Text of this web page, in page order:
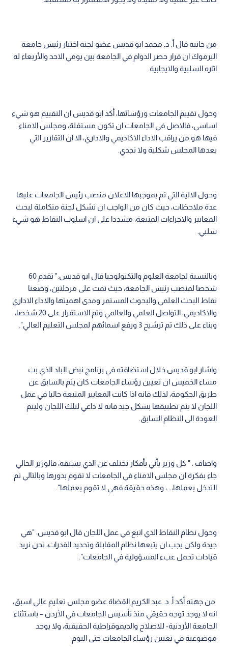
من جانبه قال أ. د. محمد ابو قديس عضو لجنة اختيار رئيس جامعة
اليرموك ان قرار حصر الدوام في الجامعة بين يومي الاحد والأربعاء له
اثاره السلبية والايجابية.
وحول تقييم الجامعات ورؤسائها، أكد ابو قديس ان التقييم هو شيء
اساسي، فالاصل في الجامعات ان تكون مستقلة، ومجلس الامناء
فيها هو من يراقب الاداء الاكاديمي والاداري، الا ان التقارير التي
يعدها المجلس شكلية ولا تجدي.
وحول الالية التي تم بموجبها الاعلان منصب رئيس الجامعات عليها
عدة ملاحظات، حيث كان من الواجب ان تشكل لجنة متكاملة لبحث
المعايير والاجراءات المتبعة، مشددا على ان اسلوب النقاط هو شيء
سلبي.
وبالنسبة لجامعة العلوم والتكنولوجيا قال ابو قديس:" تقدم 60
شخصا لمنصب رئيس الجامعة، حيث تمت على مرحلتين، وضعنا
نقاط البحث العلمي والبحوث المستمر ومدى اهميتها والاداء الاداري
والاكاديمي، التواصل العلمي والعالمي وتم الاستقرار على 20 شخصا،
وبناء على ذلك تم ترشيح 3 ورفع اسمائهم لمجلس التعليم العالي".
واشار ابو قديس خلال استضافته في برنامج نبض البلد الذي بث
مساء الخميس ان تعيين رؤساء الجامعات كان يتم بالسابق عن
طريق الحكومة، لذلك فانه اذا كانت المعايير المتبعة حاليا في عمل
اللجان لا يتم تطبيقها بشكل جيد فانه لا داعي لتلك اللجان وليتم
العودة الى النظام السابق.
واضاف : " كل وزير يأتي بأفكار تختلف عن الذي يسبقه، فالوزير الحالي
جاء بفكرة ان مجلس الامناء في الجامعات لا تقوم بدورها وبالتالي تم
التدخل بعملها،...، وهذه حقيقة فهي لا تقوم بعملها".
وحول نظام النقاط الذي اتبع في عمل اللجان قال ابو قديس: "هي
جيدة ولكن يجب ان يتبعها نظام المقابلة وتحديد القدرات، نحن نريد
قيادات تحمل عبء المسؤولية في الجامعات".
من جهته أكد أ. د. عبد الكريم القضاة عضو مجلس تعليم عالي اسبق،
انه لا يوجد توجه حقيقي منذ تأسيس الجامعات في الأردن – باستثناء
الجامعة الأردنية- للاصلاح والديموقراطية الحقيقية، ولا يوجد
موضوعية في تعيين رؤساء الجامعات حتى اليوم.